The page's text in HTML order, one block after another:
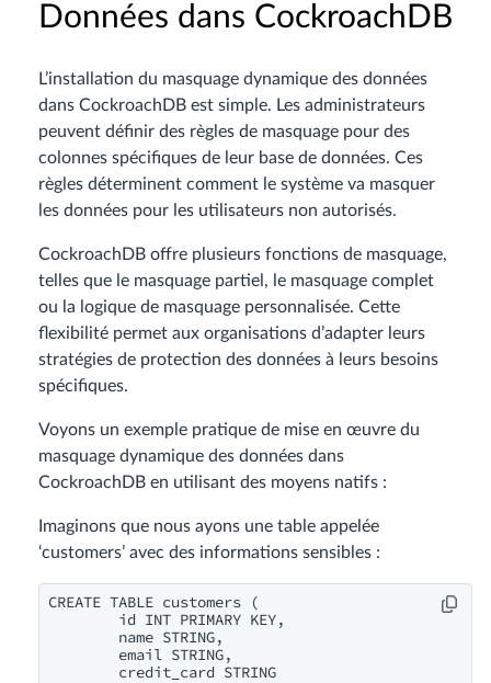
Données dans CockroachDB
L’installation du masquage dynamique des données
dans CockroachDB est simple. Les administrateurs
peuvent définir des règles de masquage pour des
colonnes spécifiques de leur base de données. Ces
règles déterminent comment le système va masquer
les données pour les utilisateurs non autorisés.
CockroachDB offre plusieurs fonctions de masquage,
telles que le masquage partiel, le masquage complet
ou la logique de masquage personnalisée. Cette
flexibilité permet aux organisations d’adapter leurs
stratégies de protection des données à leurs besoins
spécifiques.
Voyons un exemple pratique de mise en œuvre du
masquage dynamique des données dans
CockroachDB en utilisant des moyens natifs :
Imaginons que nous ayons une table appelée
‘customers’ avec des informations sensibles :
CREATE TABLE customers (
        id INT PRIMARY KEY,
        name STRING,
        email STRING,
        credit_card STRING